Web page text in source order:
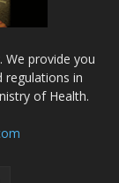
We provide you
regulations in
of Health.